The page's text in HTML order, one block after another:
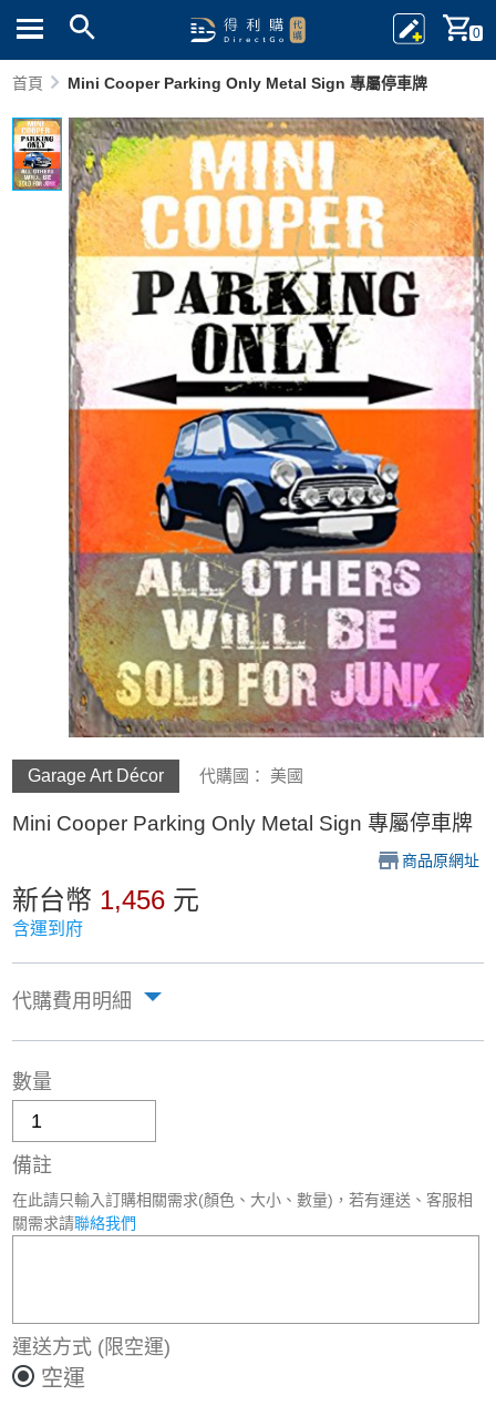
0
首頁 Mini Cooper Parking Only Metal Sign 專屬停車牌
Garage Art Décor 代購國： 美國
Mini Cooper Parking Only Metal Sign 專屬停車牌
商品原網址
新台幣 1,456 元
含運到府
代購費用明細
數量
備註
在此請只輸入訂購相關需求(顏色、大小、數量)，若有運送、客服相
關需求請聯絡我們
運送方式 (限空運)
空運